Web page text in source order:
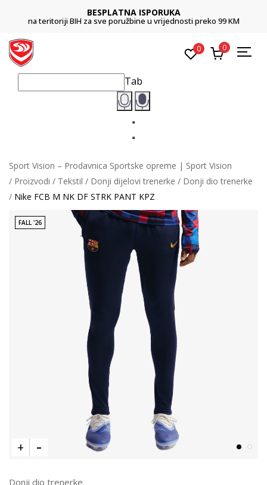
BESPLATNA ISPORUKA
na teritoriji BIH za sve poružbine u vrijednosti preko 99 KM
0 0
Tab
Sport Vision – Prodavnica Sportske opreme | Sport Vision
Proizvodi
Tekstil Donji dijelovi trenerke
Donji dio trenerke
Nike FCB M NK DF STRK PANT KPZ
FALL '26
Donji dio trenerke